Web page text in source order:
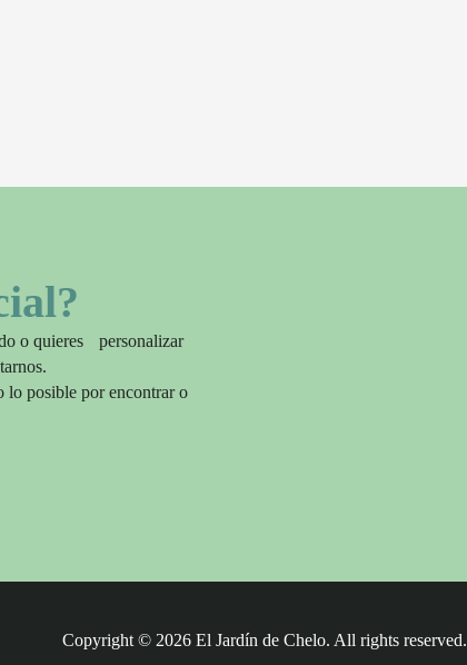
o quieres personalizar
lo posible por encontrar o
Copyright © 2026 El Jardín de Chelo. All rights reserved.